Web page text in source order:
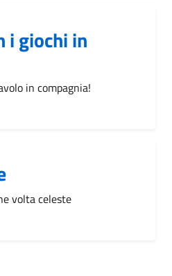
i giochi in
in compagnia!
volta celeste